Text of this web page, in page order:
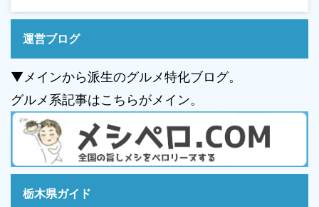
運営ブログ
▼メインから派生のグルメ特化ブログ。
グルメ系記事はこちらがメイン。
栃木県ガイド